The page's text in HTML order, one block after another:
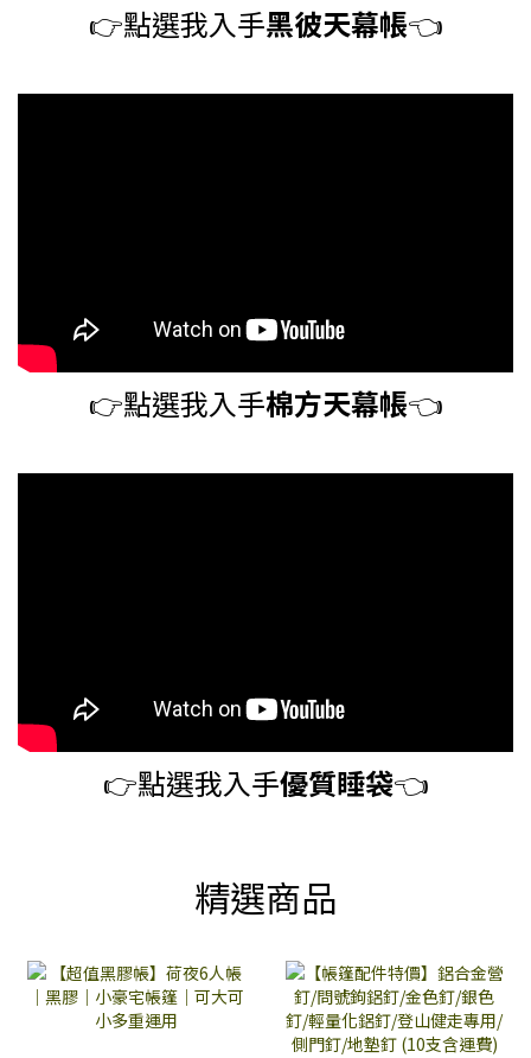
👉️點選我入手黑彼天幕帳👈️
👉️點選我入手棉方天幕帳👈️
👉️點選我入手優質睡袋👈️
精選商品